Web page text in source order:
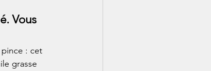
Vous
pince : cet
grasse